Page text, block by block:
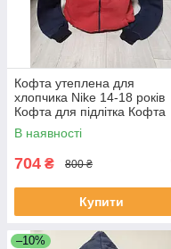
Кофта утеплена для
хлопчика Nike 14-18 років
Кофта для підлітка Кофта
тепла Кофта з замком і
капюшоном
В наявності
704 ₴ 800 ₴
Купити
–10%